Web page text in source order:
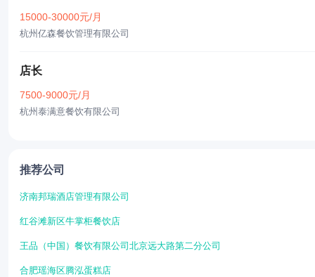
15000-30000元/月
杭州亿森餐饮管理有限公司
店长
7500-9000元/月
杭州泰满意餐饮有限公司
推荐公司
济南邦瑞酒店管理有限公司
红谷滩新区牛掌柜餐饮店
王品（中国）餐饮有限公司北京远大路第二分公司
合肥瑶海区腾泓蛋糕店